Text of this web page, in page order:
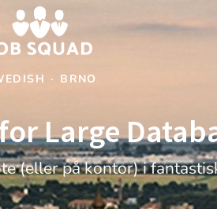
· BRNO
Large
(eller på kontor) i